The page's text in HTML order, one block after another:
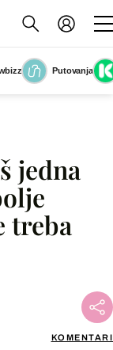
Putovanja
Getty Images)(Foto:
Getty Images)
jedna
treba
KOMENTARI